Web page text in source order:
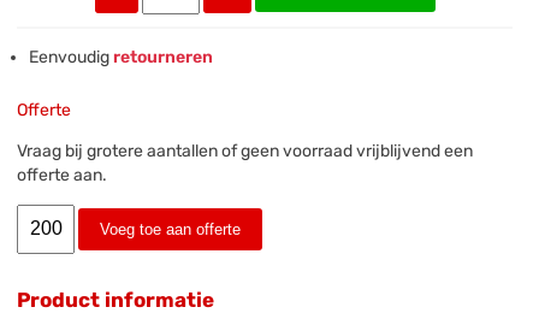
Eenvoudigretourneren
Offerte
Vraag bij grotere aantallen of geen voorraad vrijblijvend een
offerte aan.
Voeg toe aan offerte
Product informatie